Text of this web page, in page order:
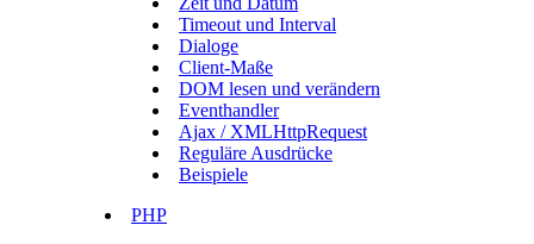
Timeout und Interval
Dialoge
Client-Maße
DOM lesen und verändern
Eventhandler
Ajax / XMLHttpRequest
Reguläre Ausdrücke
Beispiele
PHP